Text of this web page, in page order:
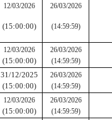
12/03/2026
(15:00:00)
26/03/2026
(14:59:59)
12/03/2026
(15:00:00)
26/03/2026
(14:59:59)
31/12/2025
(15:00:00)
26/03/2026
(14:59:59)
12/03/2026
(15:00:00)
26/03/2026
(14:59:59)